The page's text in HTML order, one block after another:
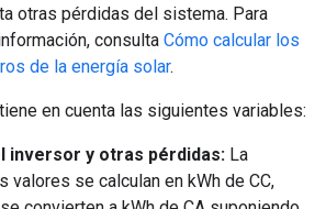
otras pérdidas del sistema. Para
consulta Cómo calcular los
de la energía solar.
en cuenta las siguientes variables:
inversor y otras pérdidas: La
valores se calculan en kWh de CC,